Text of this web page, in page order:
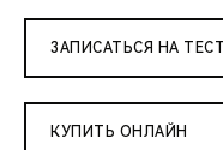
ЗАПИСАТЬСЯ НА
КУПИТЬ ОНЛАЙН